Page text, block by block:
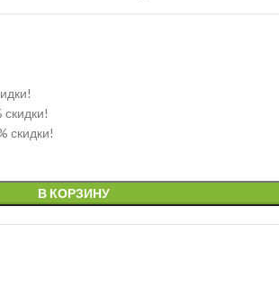
скидки!
скидки!
В КОРЗИНУ